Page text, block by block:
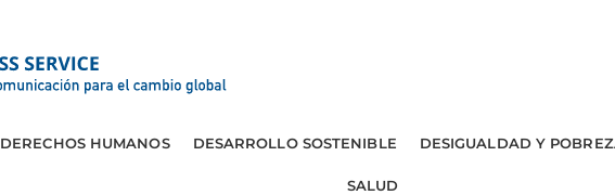
DERECHOS HUMANOS DESARROLLO SOSTENIBLE DESIGUALDAD Y
SALUD